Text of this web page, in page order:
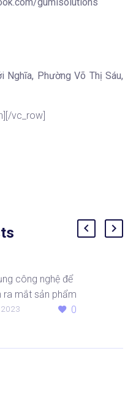
Phường Võ Thị Sáu,
vc_row]
công nghệ để
ra mắt sản phẩm
quả hơn?
0